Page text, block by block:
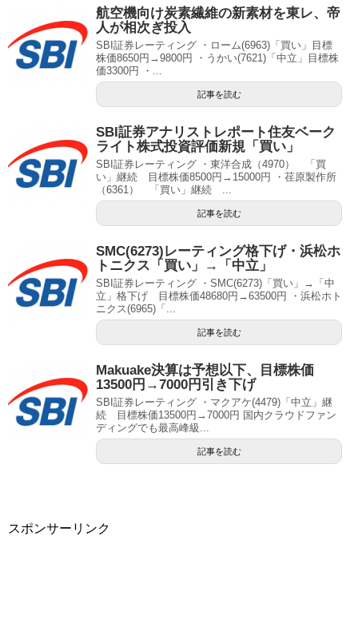
航空機向け炭素繊維の新素材を東レ、帝
人が相次ぎ投入
SBI証券レーティング ・ローム(6963)「買い」目標
株価8650円→9800円 ・うかい(7621)「中立」目標株
価3300円 ・...
記事を読む
SBI証券アナリストレポート住友ベーク
ライト株式投資評価新規「買い」
SBI証券レーティング ・東洋合成（4970） 「買
い」継続 目標株価8500円→15000円 ・荏原製作所
（6361） 「買い」継続 ...
記事を読む
SMC(6273)レーティング格下げ・浜松ホ
トニクス「買い」→「中立」
SBI証券レーティング ・SMC(6273)「買い」→「中
立」格下げ 目標株価48680円→63500円 ・浜松ホト
ニクス(6965)「...
記事を読む
Makuake決算は予想以下、目標株価
13500円→7000円引き下げ
SBI証券レーティング ・マクアケ(4479)「中立」継
続 目標株価13500円→7000円 国内クラウドファン
ディングでも最高峰級...
記事を読む
スポンサーリンク